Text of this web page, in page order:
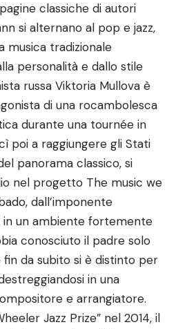
classiche di autori
si alternano al pop e jazz,
musica tradizionale
personalità e dallo stile
russa Viktoria Mullova è
di una rocambolesca
durante una tournée in
poi a raggiungere gli Stati
panorama classico, si
nel progetto The music we
dall’imponente
un ambiente fortemente
conosciuto il padre solo
da subito si è distinto per
in una
e arrangiatore.
Jazz Prize” nel 2014, il